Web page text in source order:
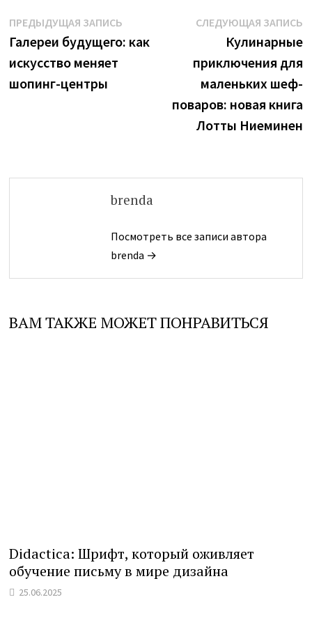
Навигация
по
записям
ПРЕДЫДУЩАЯ ЗАПИСЬ
запись:
Галереи будущего: как
искусство меняет
шопинг-центры
СЛЕДУЮЩАЯ ЗАПИСЬ
Кулинарные
приключения для
маленьких шеф-
поваров: новая книга
Лотты Ниеминен
brenda
Посмотреть все записи автора
brenda →
ВАМ ТАКЖЕ МОЖЕТ ПОНРАВИТЬСЯ
Didactica: Шрифт, который оживляет
обучение письму в мире дизайна
25.06.2025